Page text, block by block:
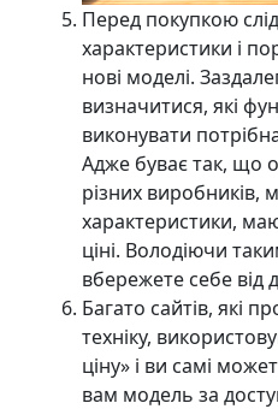
Перед покупкою
характеристики і
нові моделі.
визначитися, які
виконувати
Адже буває так, що
різних
характеристики,
ціні. Володіючи
вбережете себе від
Багато сайтів, які
техніку,
ціну» і ви самі
вам модель за